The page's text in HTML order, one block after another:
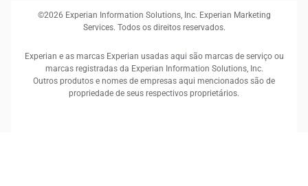
©2026 Experian Information Solutions, Inc. Experian Marketing
Services. Todos os direitos reservados.
Experian e as marcas Experian usadas aqui são marcas de serviço ou
marcas registradas da Experian Information Solutions, Inc.
Outros produtos e nomes de empresas aqui mencionados são de
propriedade de seus respectivos proprietários.